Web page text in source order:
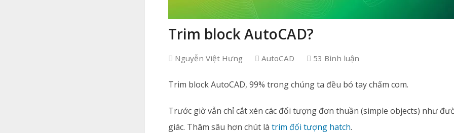
Trim block AutoCAD?
Nguyễn Việt Hưng AutoCAD 53 Bình luận
Trim block AutoCAD, 99% trong chúng ta đều bó tay chấm com.
Trước giờ vẫn chỉ cắt xén các đối tượng đơn thuần (simple objects) như
giác. Thâm sâu hơn chút làtrim đối tượng hatch.